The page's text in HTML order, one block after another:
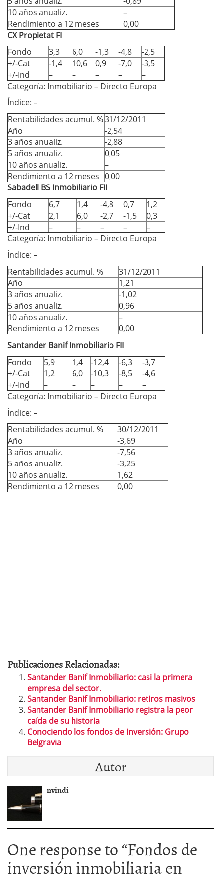
10 años anualiz.
–
Rendimiento a 12 meses
0,00
CX Propietat FI
Fondo
3,3 6,0 -1,3 -4,8
-2,5
+/-Cat
-1,4 10,6 0,9 -7,0
-3,5
+/-Ind
– – – –
–
Categoría: Inmobiliario – Directo Europa
Índice: –
Rentabilidades acumul. %31/12/2011
Año
-2,54
3 años anualiz.
-2,88
5 años anualiz.
0,05
10 años anualiz.
–
Rendimiento a 12 meses 0,00
Sabadell BS Inmobiliario FII
Fondo
6,7 1,4 -4,8 0,7
1,2
+/-Cat
2,1 6,0 -2,7 -1,5
0,3
+/-Ind
– – – –
–
Categoría: Inmobiliario – Directo Europa
Índice: –
Rentabilidades acumul. %
31/12/2011
Año
1,21
3 años anualiz.
-1,02
5 años anualiz.
0,96
10 años anualiz.
–
Rendimiento a 12 meses
0,00
Santander Banif Inmobiliario FII
Fondo
5,9 1,4 -12,4 -6,3
-3,7
+/-Cat
1,2 6,0 -10,3 -8,5
-4,6
+/-Ind
– – – –
–
Categoría: Inmobiliario – Directo Europa
Índice: –
Rentabilidades acumul. %
30/12/2011
Año
-3,69
3 años anualiz.
-7,56
5 años anualiz.
-3,25
10 años anualiz.
1,62
Rendimiento a 12 meses
0,00
Publicaciones Relacionadas:
Santander Banif Inmobiliario: casi la primera
empresa del sector.
Santander Banif Inmobiliario: retiros masivos
Santander Banif Inmobiliario registra la peor
caída de su historia
Conociendo los fondos de inversión: Grupo
Belgravia
Autor
nvindi
One response to “Fondos de
inversión inmobiliaria en